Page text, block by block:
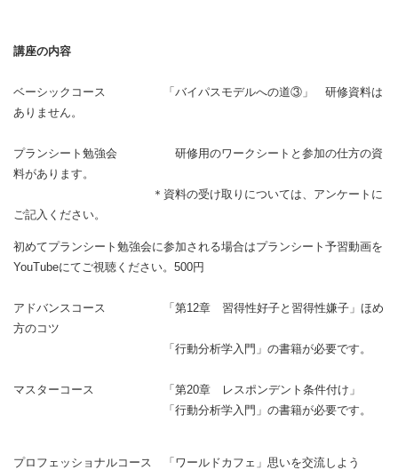
講座の内容
ベーシックコース 「バイパスモデルへの道③」 研修資料は
ありません。
プランシート勉強会 研修用のワークシートと参加の仕方の資
料があります。
＊資料の受け取りについては、アンケートに
ご記入ください。
初めてプランシート勉強会に参加される場合はプランシート予習動画を
YouTubeにてご視聴ください。500円
アドバンスコース 「第12章 習得性好子と習得性嫌子」ほめ
方のコツ
「行動分析学入門」の書籍が必要です。
マスターコース 「第20章 レスポンデント条件付け」
「行動分析学入門」の書籍が必要です。
プロフェッショナルコース 「ワールドカフェ」思いを交流しよう